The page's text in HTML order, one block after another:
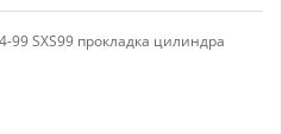
99 SXS99 прокладка цилиндра